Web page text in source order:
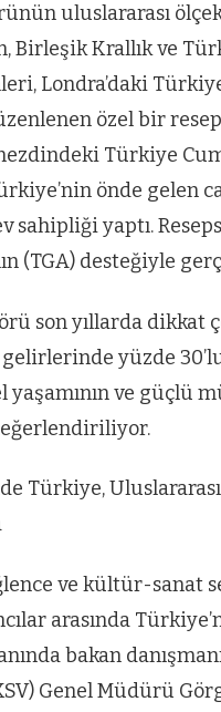
uluslararası
Birleşik Krallık ve
Londra’daki
özel bir
Türkiye
önde gelen
sahipliği yaptı.
(TGA) desteğiyle
son yıllarda
yüzde
yaşamının ve güçlü
Türkiye,
ve kültür-sanat
arasında
bakan
Genel Müdürü